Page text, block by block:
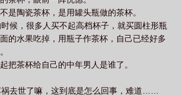
是陶瓷茶杯，是用罐头瓶做的茶杯。
候，很多人买不起高档杯子，就买圆柱形瓶
的水果吃掉，用瓶子作茶杯，自己已经好多
把茶杯给自己的中年男人是谁了。
去世了嘛，这到底是怎么回事，难道……